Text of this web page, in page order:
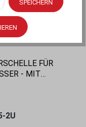
FÜR
- MIT
2U
SPEICHERN